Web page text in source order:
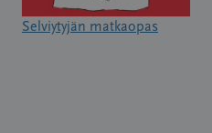
Selviytyjän matkaopas